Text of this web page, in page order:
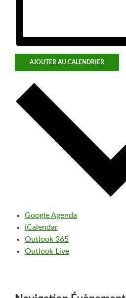
AJOUTER AU CALENDRIER
Google Agenda
iCalendar
Outlook 365
Outlook Live